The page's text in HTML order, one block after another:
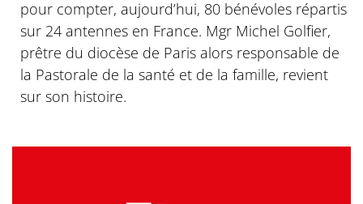
pour compter, aujourd’hui, 80 bénévoles répartis
sur 24 antennes en France. Mgr Michel Golfier,
prêtre du diocèse de Paris alors responsable de
la Pastorale de la santé et de la famille, revient
sur son histoire.